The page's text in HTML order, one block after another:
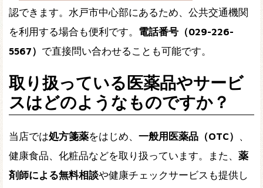
認できます。水戸市中心部にあるため、公共交通機関
を利用する場合も便利です。 電話番号（029-226-
5567） で直接問い合わせることも可能です。
取り扱っている医薬品やサービ
スはどのようなものですか？
当店では処方箋薬をはじめ、 一般用医薬品（OTC） 、
健康食品、化粧品などを取り扱っています。また、 薬
剤師による無料相談や健康チェックサービスも提供し